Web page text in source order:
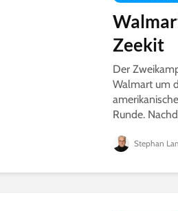
Zeekit
Der
Walmart um
Runde.
Stephan